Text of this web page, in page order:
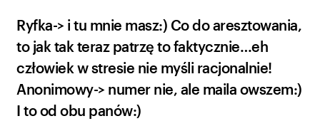
Ryfka-> i tu mnie masz:) Co do aresztowania,
to jak tak teraz patrzę to faktycznie…eh
człowiek w stresie nie myśli racjonalnie!
Anonimowy-> numer nie, ale maila owszem:)
I to od obu panów:)